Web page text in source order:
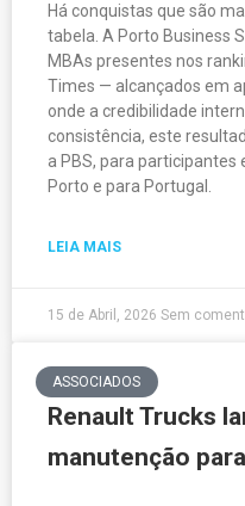
Há conquistas que são
tabela. A Porto Business
MBAs presentes nos
Times — alcançados em
onde a credibilidade
consistência, este
a PBS, para participantes
Porto e para Portugal.
LEIA MAIS
15 de Abril, 2026 Sem
ASSOCIADOS
Renault Trucks
manutenção